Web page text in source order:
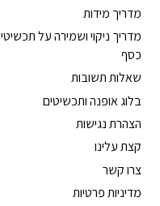
מדריך מידות
מדריך ניקוי ושמירה על תכשיטי
כסף
שאלות תשובות
בלוג אופנה ותכשיטים
הצהרת נגישות
קצת עלינו
צרו קשר
מדיניות פרטיות